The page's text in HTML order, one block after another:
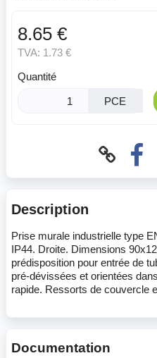
8.65 €
TVA: 1.73 €
Quantité
PCE
Description
Prise murale industrielle type
IP44. Droite. Dimensions
prédisposition pour entrée de
pré-dévissées et orientées
rapide. Ressorts de couvercle
Documentation